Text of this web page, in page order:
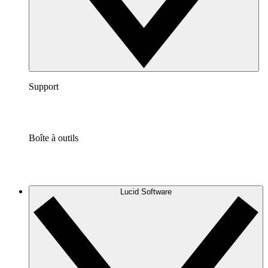
Support
Boîte à outils
Lucid Software